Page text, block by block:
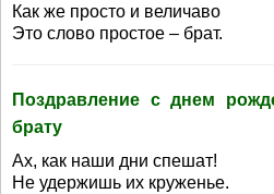
Как же просто и величаво
Это слово простое – брат.
Поздравление с днем
брату
Ах, как наши дни спешат!
Не удержишь их круженье.